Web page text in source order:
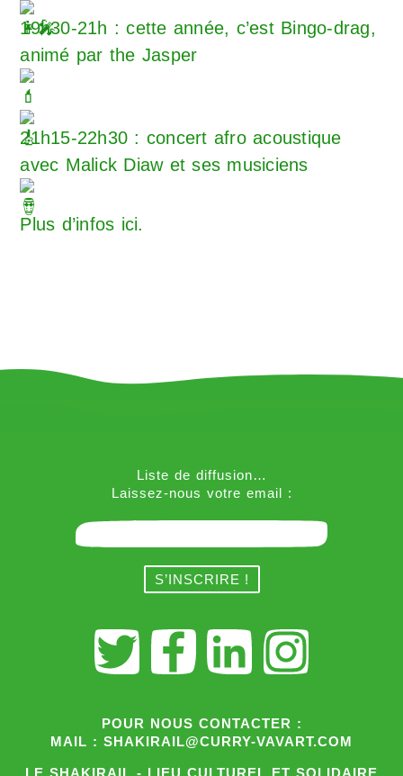
19h30-21h : cette année, c’est Bingo-drag,
animé par the Jasper
21h15-22h30 : concert afro acoustique
avec Malick Diaw et ses musiciens
Plus d’infos ici.
Liste de diffusion…
Laissez-nous votre email :
POUR NOUS CONTACTER :
MAIL : SHAKIRAIL@CURRY-VAVART.COM